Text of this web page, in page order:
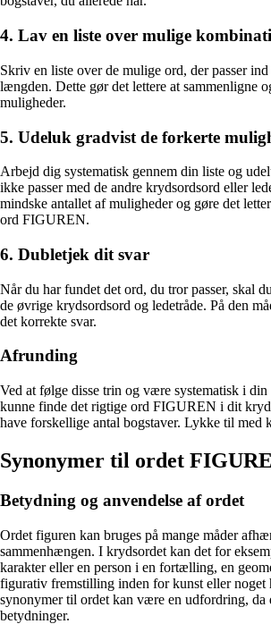
4. Lav en liste over mulige
Skriv en liste over de mulige ord, der passer
længden. Dette gør det lettere at sammenligne
muligheder.
5. Udeluk gradvist de forkerte
Arbejd dig systematisk gennem din liste og
ikke passer med de andre krydsordsord eller
mindske antallet af muligheder og gøre det
ord FIGUREN.
6. Dubletjek dit svar
Når du har fundet det ord, du tror passer, skal
de øvrige krydsordsord og ledetråde. På den
det korrekte svar.
Afrunding
Ved at følge disse trin og være systematisk i
kunne finde det rigtige ord FIGUREN i dit
have forskellige antal bogstaver. Lykke til med
Synonymer til ordet
Betydning og anvendelse af ordet
Ordet figuren kan bruges på mange måder
sammenhængen. I krydsordet kan det for
karakter eller en person i en fortælling, en
figurativ fremstilling inden for kunst eller noget
synonymer til ordet kan være en udfordring,
betydninger.